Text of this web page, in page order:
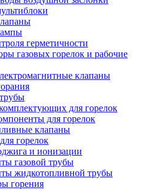
герметичности
газовых горелок и рабочие
клапаны
для горелок
для горелок
клапаны
горелок
и ионизации
газовой трубы
жидкотопливной трубы
горения